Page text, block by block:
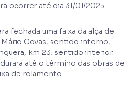
ocorrer até dia 31/01/2025.
fechada uma faixa da alça de
Covas, sentido interno,
km 23, sentido interior.
até o término das obras de
de rolamento.